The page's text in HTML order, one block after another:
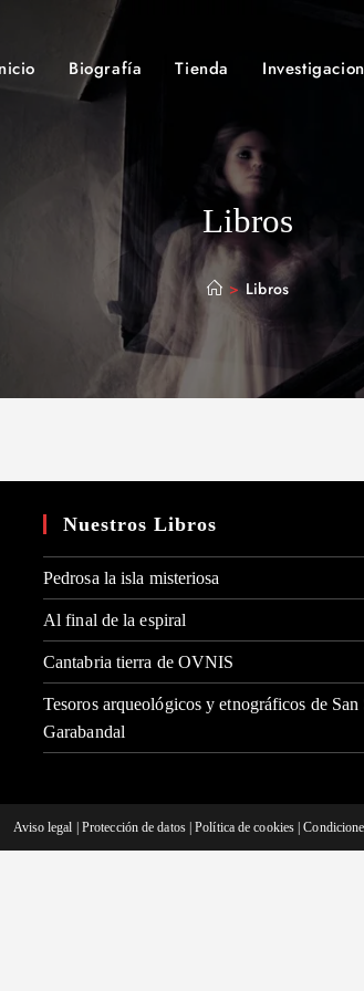
Biografía Tienda
Libros
> Libros
Nuestros Libros
Pedrosa la isla misteriosa
Al final de la espiral
Cantabria tierra de OVNIS
Tesoros arqueológicos y etnográficos de San
Garabandal
Aviso legal Protección de datos|Política de cookies |